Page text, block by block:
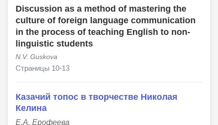
Discussion as a method of mastering the
culture of foreign language communication
in the process of teaching English to non-
linguistic students
N.V. Guskova
Страницы 10-13
Казачий топос в творчестве Николая
Келина
Е.А. Ерофеева